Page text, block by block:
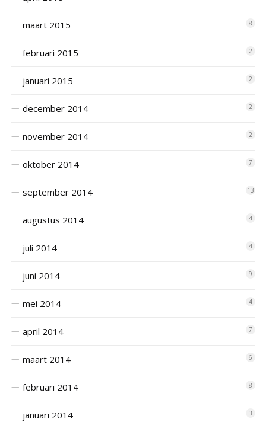
maart 2015 8
februari 2015 2
januari 2015 2
december 2014 2
november 2014 2
oktober 2014 7
september 2014 13
augustus 2014 4
juli 2014 4
juni 2014 9
mei 2014 4
april 2014 7
maart 2014 6
februari 2014 8
januari 2014 3